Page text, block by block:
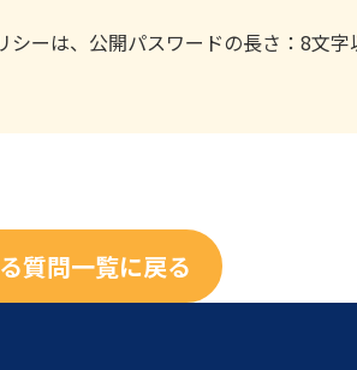
ーは、公開パスワードの長さ：8文
質問一覧に戻る